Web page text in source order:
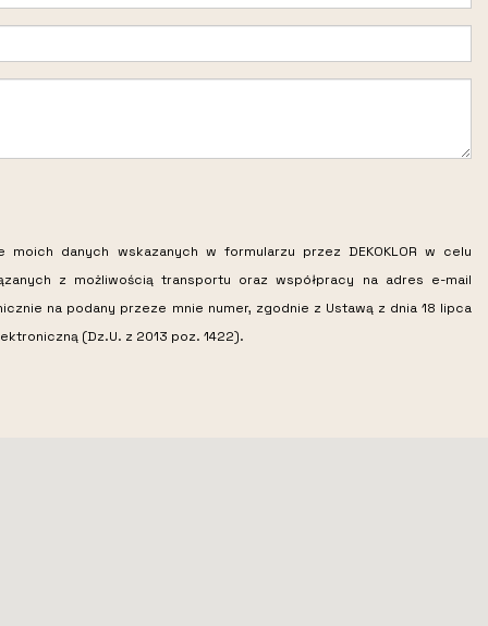
moich danych wskazanych w formularzu przez DEKOKLOR w celu
z możliwością transportu oraz współpracy na adres e-mail
na podany przeze mnie numer, zgodnie z Ustawą z dnia 18 lipca
(Dz.U. z 2013 poz. 1422).